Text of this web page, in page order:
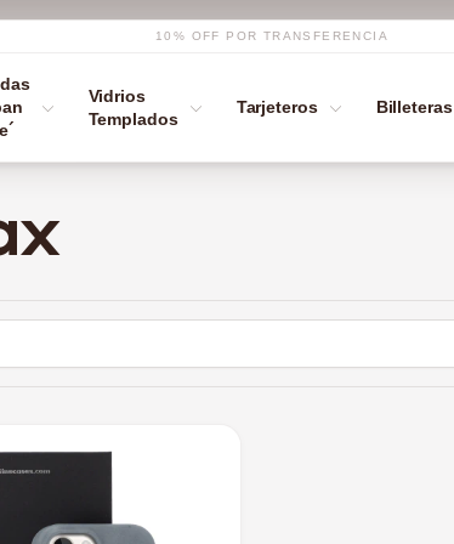
10% OFF POR TRANSFERENCIA
Vidrios
Templados
Tarjeteros Billeteras